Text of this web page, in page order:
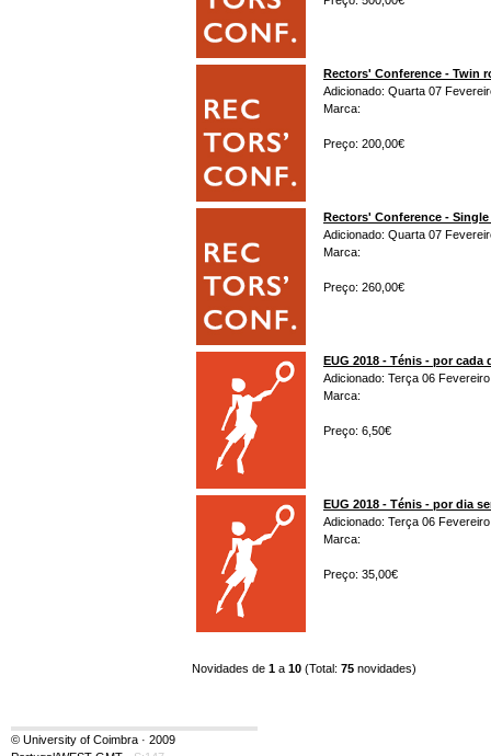
Rectors' Conference - Twin
Adicionado: Quarta 07
Marca:
Preço: 200,00€
Rectors' Conference -
Adicionado: Quarta 07
Marca:
Preço: 260,00€
EUG 2018 - Ténis - por
Adicionado: Terça 06
Marca:
Preço: 6,50€
EUG 2018 - Ténis - por dia
Adicionado: Terça 06
Marca:
Preço: 35,00€
Novidades de 1 a 10 (Total: 75 novidades)
© University of Coimbra · 2009